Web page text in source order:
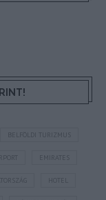
BELFÖLDI TURIZMUS
EMIRATES
HOTEL